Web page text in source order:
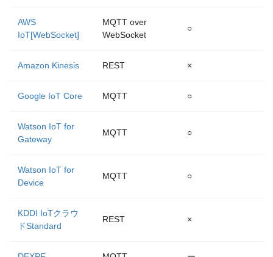
AWS
IoT[WebSocket]
MQTT over
WebSocket
○
Amazon Kinesis REST ×
Google IoT Core MQTT ○
Watson IoT for
Gateway
MQTT ○
Watson IoT for
Device
MQTT ○
KDDI IoTクラウ
ドStandard
REST ×